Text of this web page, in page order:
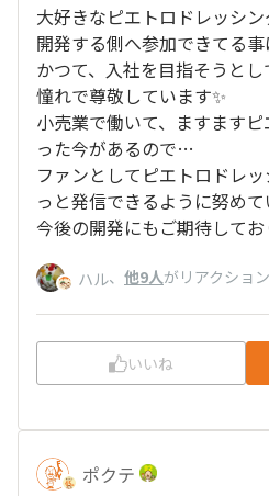
大好きなピエトロドレッシン
開発する側へ参加できてる事
かつて、入社を目指そうと
憧れで尊敬しています✨
小売業で働いて、ますます
った今があるので…
ファンとしてピエトロドレ
っと発信できるように努め
今後の開発にもご期待してお
ハル、 他9人がリアクション
いいね
ポクテ